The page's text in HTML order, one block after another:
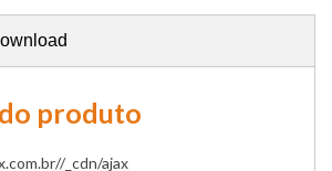
produto